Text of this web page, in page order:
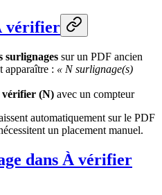
vérifier
surlignages sur un PDF ancien
apparaître : « N surlignage(s)
vérifier (N) avec un compteur
automatiquement sur le PDF
un placement manuel.
dans À vérifier